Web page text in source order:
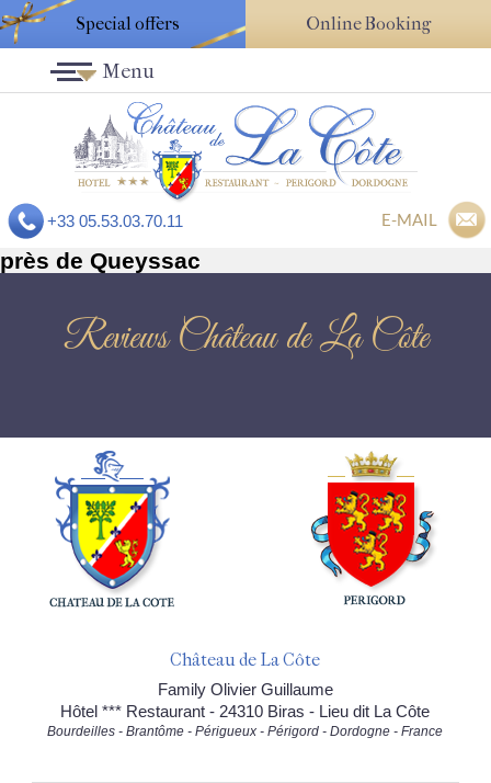
Special offers Online Booking
+33 05.53.03.70.11 E-MAIL
Menu
près de Queyssac
Reviews Château de La Côte
Château de La Côte
Family Olivier Guillaume
Hôtel *** Restaurant - 24310 Biras - Lieu dit La Côte
Bourdeilles - Brantôme - Périgueux - Périgord - Dordogne - France